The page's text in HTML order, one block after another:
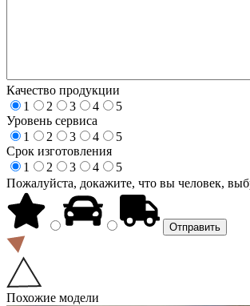
Качество продукции
1
2 3 4
5
Уровень сервиса
1
2 3 4
5
Срок изготовления
1
2 3 4
5
Пожалуйста, докажите, что вы человек,
Похожие модели